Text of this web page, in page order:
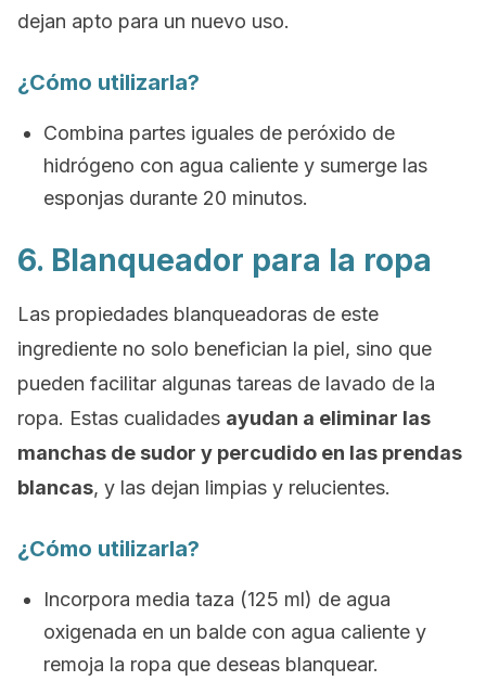
dejan apto para un nuevo uso.
¿Cómo utilizarla?
Combina partes iguales de peróxido de
hidrógeno con agua caliente y sumerge las
esponjas durante 20 minutos.
6. Blanqueador para la ropa
Las propiedades blanqueadoras de este
ingrediente no solo benefician la piel, sino que
pueden facilitar algunas tareas de lavado de la
ropa. Estas cualidades ayudan a eliminar las
manchas de sudor y percudido en las prendas
blancas, y las dejan limpias y relucientes.
¿Cómo utilizarla?
Incorpora media taza (125 ml) de agua
oxigenada en un balde con agua caliente y
remoja la ropa que deseas blanquear.